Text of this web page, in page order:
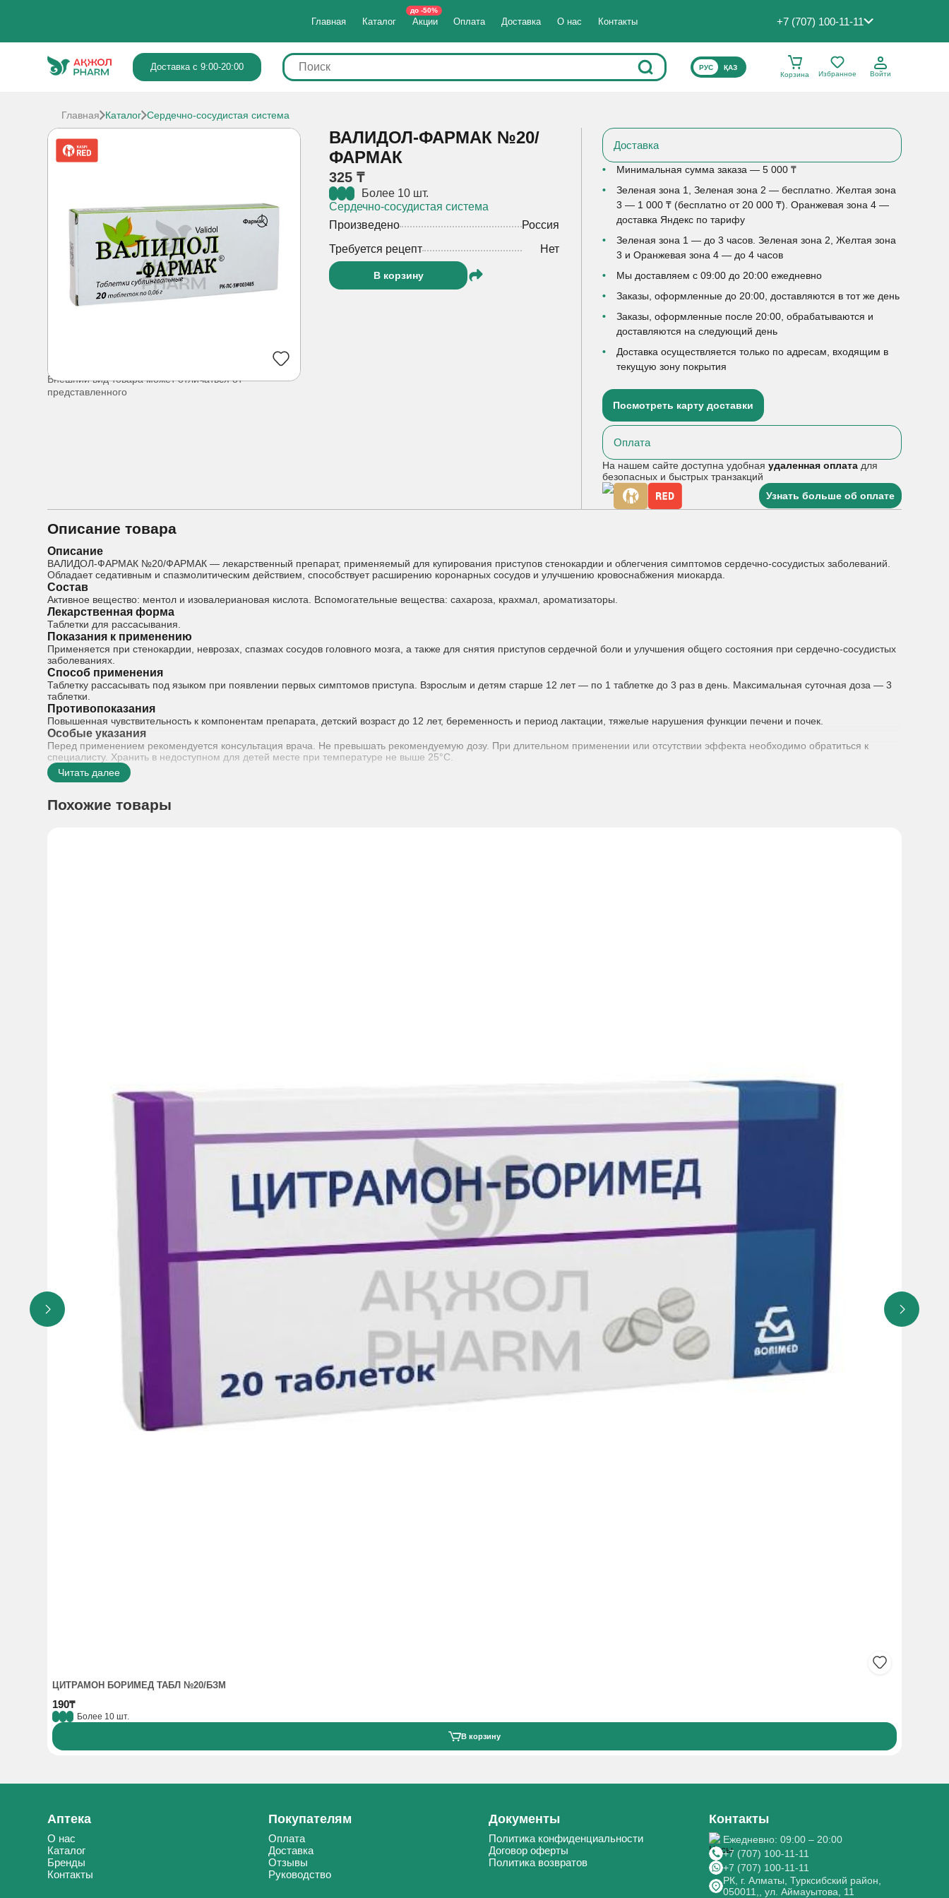
Главная Каталог Акции
до -50%
Оплата Доставка О нас Контакты +7 (707) 100-11-11
Доставка с 9:00-20:00 ВЫБЕРИТЕ ЯЗЫК САЙТА
РУС
ҚАЗ
Корзина
Избранное Войти
Главная Каталог Сердечно-сосудистая система
Внешний вид товара может отличаться от
представленного
ВАЛИДОЛ-ФАРМАК №20/
ФАРМАК
325 ₸
Более 10 шт.
Сердечно-сосудистая система
Произведено
Россия
Требуется рецепт
Нет
В корзину
Доставка
Минимальная сумма заказа — 5 000 ₸
Зеленая зона 1, Зеленая зона 2 — бесплатно. Желтая зона
3 — 1 000 ₸ (бесплатно от 20 000 ₸). Оранжевая зона 4 —
доставка Яндекс по тарифу
Зеленая зона 1 — до 3 часов. Зеленая зона 2, Желтая зона
3 и Оранжевая зона 4 — до 4 часов
Мы доставляем с 09:00 до 20:00 ежедневно
Заказы, оформленные до 20:00, доставляются в тот же день
Заказы, оформленные после 20:00, обрабатываются и
доставляются на следующий день
Доставка осуществляется только по адресам, входящим в
текущую зону покрытия
Посмотреть карту доставки
Оплата
На нашем сайте доступна удобнаяудаленная оплата для
безопасных и быстрых транзакций
Узнать больше об оплате
Описание товара
Описание
ВАЛИДОЛ-ФАРМАК №20/ФАРМАК — лекарственный препарат, применяемый для купирования приступов стенокардии и облегчения симптомов сердечно-сосудистых заболеваний.
Обладает седативным и спазмолитическим действием, способствует расширению коронарных сосудов и улучшению кровоснабжения миокарда.
Состав
Активное вещество: ментол и изовалериановая кислота. Вспомогательные вещества: сахароза, крахмал, ароматизаторы.
Лекарственная форма
Таблетки для рассасывания.
Показания к применению
Применяется при стенокардии, неврозах, спазмах сосудов головного мозга, а также для снятия приступов сердечной боли и улучшения общего состояния при сердечно-сосудистых
заболеваниях.
Способ применения
Таблетку рассасывать под языком при появлении первых симптомов приступа. Взрослым и детям старше 12 лет — по 1 таблетке до 3 раз в день. Максимальная суточная доза — 3
таблетки.
Противопоказания
Повышенная чувствительность к компонентам препарата, детский возраст до 12 лет, беременность и период лактации, тяжелые нарушения функции печени и почек.
Особые указания
Перед применением рекомендуется консультация врача. Не превышать рекомендуемую дозу. При длительном применении или отсутствии эффекта необходимо обратиться к
специалисту. Хранить в недоступном для детей месте при температуре не выше 25°C.
Читать далее
Похожие товары
ЦИТРАМОН БОРИМЕД ТАБЛ №20/БЗМ
190₸
Более 10 шт.
В корзину
Аптека
О нас
Каталог
Бренды
Контакты
Покупателям
Оплата
Доставка
Отзывы
Руководство
Документы
Политика конфиденциальности
Договор оферты
Политика возвратов
Контакты
Ежедневно: 09:00 – 20:00
+7 (707) 100-11-11
+7 (707) 100-11-11
РК, г. Алматы, Турксибский район,
050011,, ул. Аймауытова, 11